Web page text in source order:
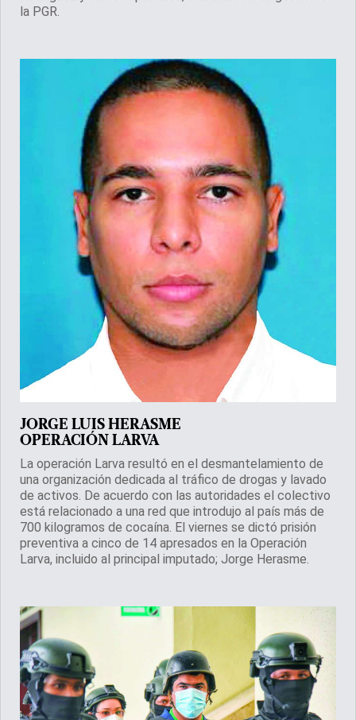
la PGR.
JORGE LUIS HERASME
OPERACIÓN LARVA
La operación Larva resultó en el desmantelamiento de
una organización dedicada al tráfico de drogas y lavado
de activos. De acuerdo con las autoridades el colectivo
está relacionado a una red que introdujo al país más de
700 kilogramos de cocaína. El viernes se dictó prisión
preventiva a cinco de 14 apresados en la Operación
Larva, incluido al principal imputado; Jorge Herasme.